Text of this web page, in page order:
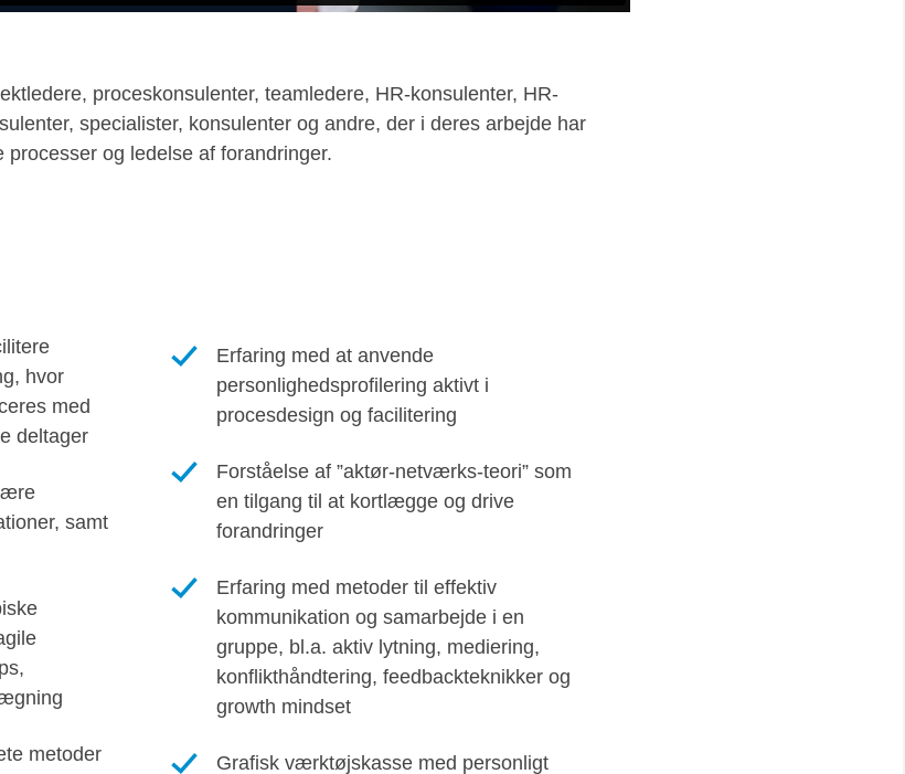
proceskonsulenter, teamledere, HR-konsulenter, HR-
specialister, konsulenter og andre, der i deres arbejde har
og ledelse af forandringer.
hvor
med
deltager
samt
metoder
Erfaring med at anvende
personlighedsprofilering aktivt i
procesdesign og facilitering
Forståelse af ”aktør-netværks-teori” som
en tilgang til at kortlægge og drive
forandringer
Erfaring med metoder til effektiv
kommunikation og samarbejde i en
gruppe, bl.a. aktiv lytning, mediering,
konflikthåndtering, feedbackteknikker og
growth mindset
Grafisk værktøjskasse med personligt